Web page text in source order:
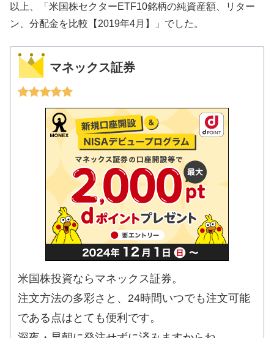
以上、「米国株セクターETF10銘柄の純資産額、リター
ン、分配金を比較【2019年4月】」でした。
マネックス証券
米国株投資ならマネックス証券。
注文方法の多彩さと、24時間いつでも注文可能
である点はとても便利です。